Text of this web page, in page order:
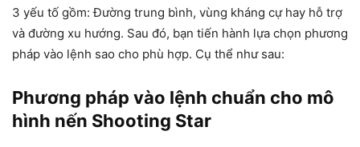
3 yếu tố gồm: Đường trung bình, vùng kháng cự hay hỗ trợ
và đường xu hướng. Sau đó, bạn tiến hành lựa chọn phương
pháp vào lệnh sao cho phù hợp. Cụ thể như sau:
Phương pháp vào lệnh chuẩn cho mô
hình nến Shooting Star